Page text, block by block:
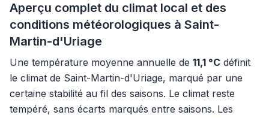
Aperçu complet du climat local et des
conditions météorologiques à Saint-
Martin-d'Uriage
Une température moyenne annuelle de 11,1 °C définit
le climat de Saint-Martin-d'Uriage, marqué par une
certaine stabilité au fil des saisons. Le climat reste
tempéré, sans écarts marqués entre saisons. Les